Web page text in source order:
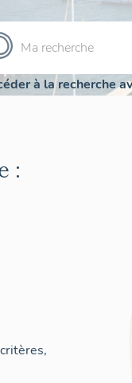
à la recherche
: